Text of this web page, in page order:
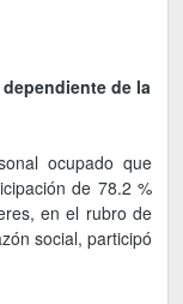
de la
ocupado que
de 78.2 %
en el rubro de
social, participó